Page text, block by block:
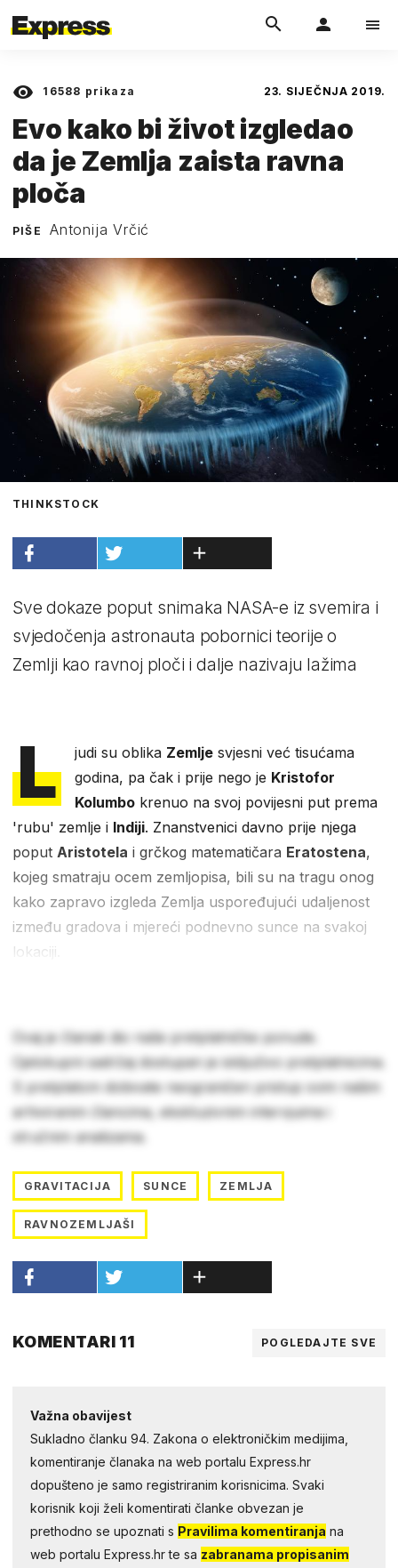
16588 prikaza 23. SIJEČNJA 2019.
Evo kako bi život izgledao
da je Zemlja zaista ravna
ploča
PIŠE Antonija Vrčić
THINKSTOCK
Sve dokaze poput snimaka NASA-e iz svemira i
svjedočenja astronauta pobornici teorije o
Zemlji kao ravnoj ploči i dalje nazivaju lažima
L judi su oblika Zemlje svjesni već tisućama
godina, pa čak i prije nego je Kristofor
Kolumbo krenuo na svoj povijesni put prema
'rubu' zemlje i Indiji. Znanstvenici davno prije njega
poput Aristotela i grčkog matematičara Eratostena,
kojeg smatraju ocem zemljopisa, bili su na tragu onog
kako zapravo izgleda Zemlja uspoređujući udaljenost
između gradova i mjereći podnevno sunce na svakoj
lokaciji.
Ovaj je članak dio naše pretplatničke ponude.
Cjelokupni sadržaj dostupan je isključivo pretplatnicima.
S pretplatom dobivate neograničen pristup svim našim
arhiviranim člancima, ekskluzivnim intervjuima i
stručnim analizama.
GRAVITACIJA SUNCE ZEMLJA
RAVNOZEMLJAŠI
KOMENTARI 11 POGLEDAJTE SVE
Važna obavijest
Sukladno članku 94. Zakona o elektroničkim medijima,
komentiranje članaka na web portalu Express.hr
dopušteno je samo registriranim korisnicima. Svaki
korisnik koji želi komentirati članke obvezan je
prethodno se upoznati s Pravilima komentiranja na
web portalu Express.hr te sa zabranama propisanim